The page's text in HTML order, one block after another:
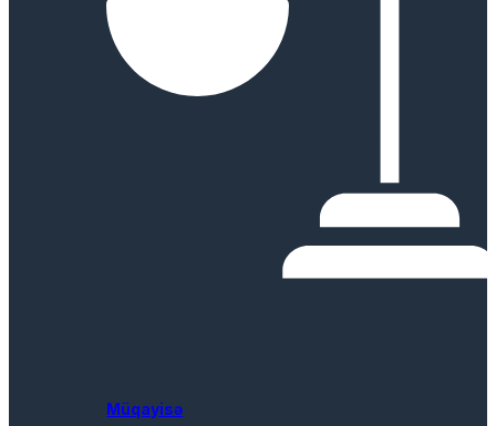
Müqayisə